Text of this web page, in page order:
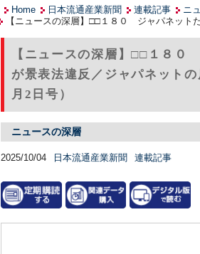
Home 日本流通産業新聞 連載記事
ニ
【ニュースの深層】□□１８０ ジャパネット
【ニュースの深層】□□１８０
が景表法違反／ジャパネット
月2日号）
ニュースの深層
2025/10/04 日本流通産業新聞 連載記事